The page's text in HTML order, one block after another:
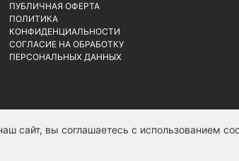
ПУБЛИЧНАЯ ОФЕРТА
ПОЛИТИКА
КОНФИДЕНЦИАЛЬНОСТИ
СОГЛАСИЕ НА ОБРАБОТКУ
ПЕРСОНАЛЬНЫХ ДАННЫХ
сайт, вы соглашаетесь с использованием